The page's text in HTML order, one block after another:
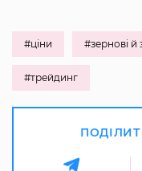
#ціни #зернові й
#трейдинг